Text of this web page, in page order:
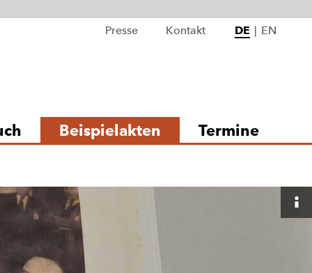
Presse Kontakt DE | EN
Beispielakten Termine